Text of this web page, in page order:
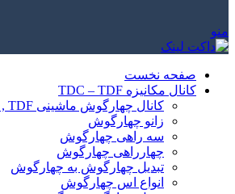
منو
صفحه نخست
کانال مکانیزه TDC – TDF
کانال چهارگوش ماشینی TDC , TDF
زانو چهارگوش
سه راهی چهارگوش
چهارراهی چهارگوش
تبدیل چهارگوش به چهارگوش
انواع اس چهارگوش